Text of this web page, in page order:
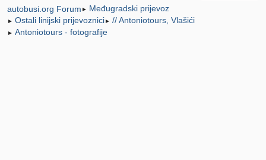
autobusi.org Forum ► Međugradski prijevoz
► Ostali linijski prijevoznici► // Antoniotours, Vlašići
► Antoniotours - fotografije